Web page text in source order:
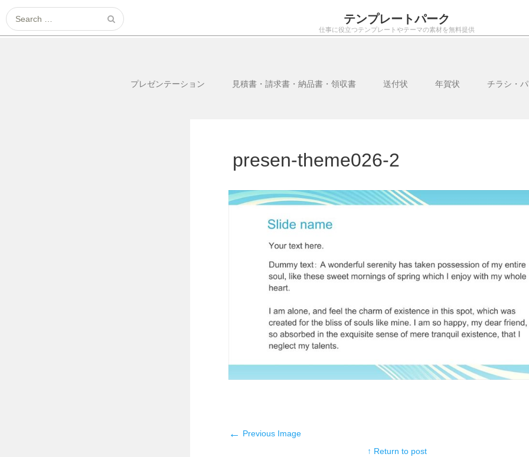
テンプレートパーク
仕事に役立つテンプレートやテーマの素材を無料提供
Search
for:
プレゼンテーション 見積書・請求書・納品書・領収書 送付状 年賀状 チラシ・
presen-theme026-2
← Previous Image
↑ Return to post